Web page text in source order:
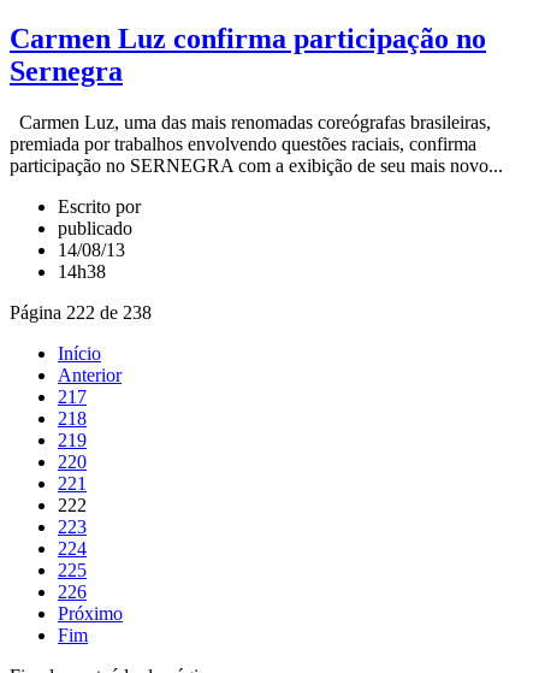
Carmen Luz confirma participação no
Sernegra
Carmen Luz, uma das mais renomadas coreógrafas brasileiras,
premiada por trabalhos envolvendo questões raciais, confirma
participação no SERNEGRA com a exibição de seu mais novo...
Escrito por
publicado
14/08/13
14h38
Página 222 de 238
Início
Anterior
217
218
219
220
221
222
223
224
225
226
Próximo
Fim